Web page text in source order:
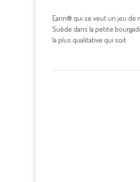
Earin® qui se veut un jeu de
Suède dans la petite
la plus qualitative qui soit